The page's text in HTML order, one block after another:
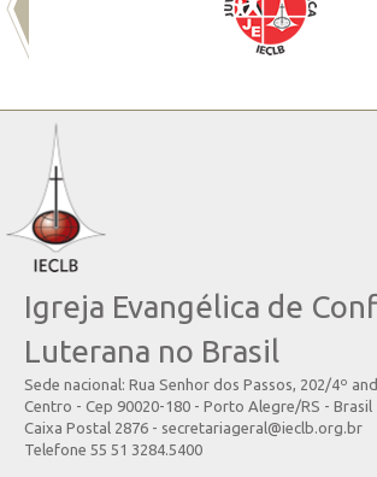
Igreja Evangélica de
Luterana no Brasil
Sede nacional: Rua Senhor dos Passos, 202/4º
Centro - Cep 90020-180 - Porto Alegre/RS - Brasil
Caixa Postal 2876 - secretariageral@ieclb.org.br
Telefone 55 51 3284.5400